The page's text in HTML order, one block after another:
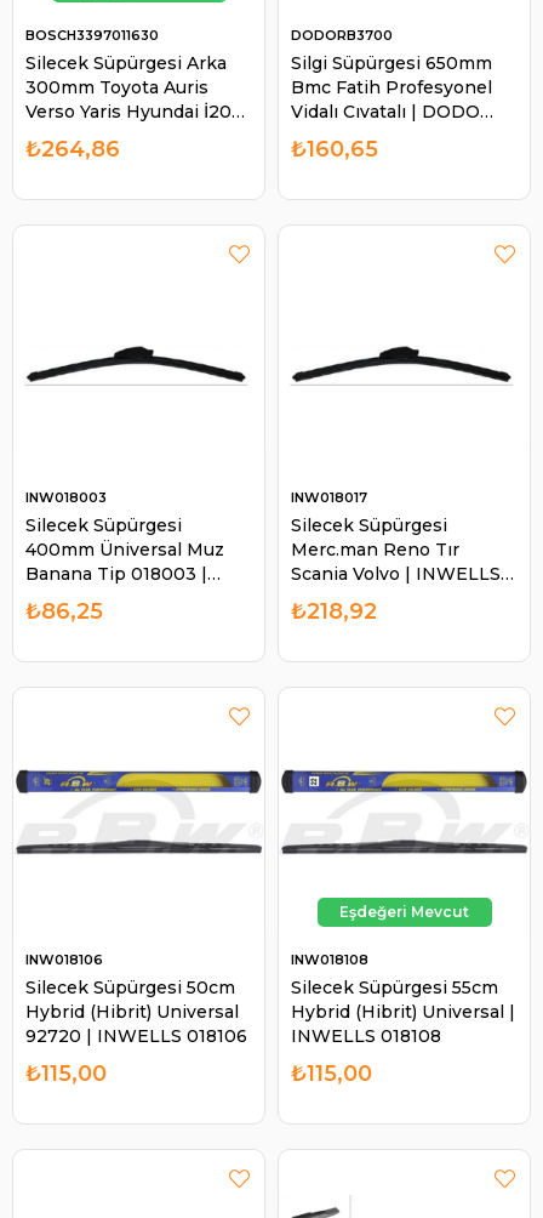
Silecek Süpürgesi Arka
300mm Toyota Auris
Verso Yaris Hyundai İ20
Avensis RAV4 Grande
Vitara Discovery Auris
BOSCH3397011630
₺264,86
Silgi Süpürgesi 650mm
Bmc Fatih Profesyonel
Vidalı Cıvatalı | DODO
RB3700
DODORB3700
₺160,65
Silecek Süpürgesi
400mm Üniversal Muz
Banana Tip 018003 |
INWELLS 018003
INW018003
₺86,25
Silecek Süpürgesi
Merc.man Reno Tır
Scania Volvo | INWELLS
018017
INW018017
₺218,92
Silecek Süpürgesi 50cm
Hybrid (Hibrit) Universal
92720 | INWELLS 018106
INW018106
₺115,00
Silecek Süpürgesi 55cm
Hybrid (Hibrit) Universal |
INWELLS 018108
INW018108
₺115,00